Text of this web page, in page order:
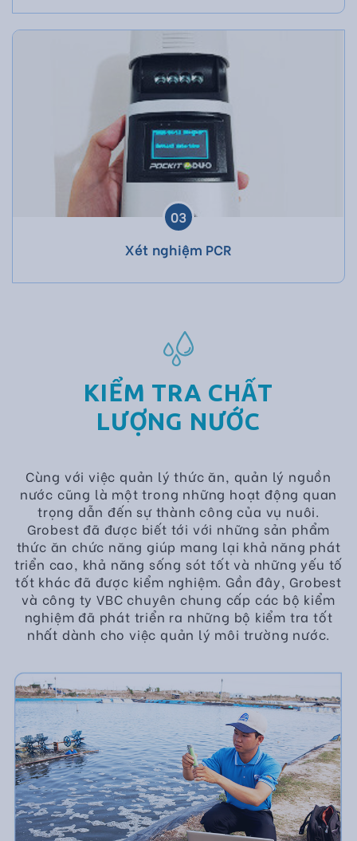
03
Xét nghiệm PCR
KIỂM TRA CHẤT
LƯỢNG NƯỚC
Cùng với việc quản lý thức ăn, quản lý nguồn
nước cũng là một trong những hoạt động quan
trọng dẫn đến sự thành công của vụ nuôi.
Grobest đã được biết tới với những sản phẩm
thức ăn chức năng giúp mang lại khả năng phát
triển cao, khả năng sống sót tốt và những yếu tố
tốt khác đã được kiểm nghiệm. Gần đây, Grobest
và công ty VBC chuyên chung cấp các bộ kiểm
nghiệm đã phát triển ra những bộ kiểm tra tốt
nhất dành cho việc quản lý môi trường nước.